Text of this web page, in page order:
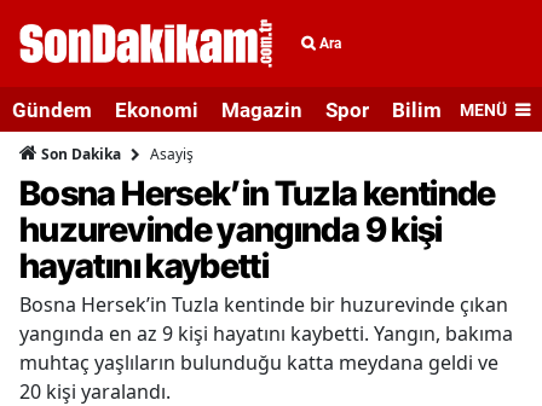
Ara
Gündem Ekonomi Magazin Spor Bilim veMENÜ
Son Dakika Asayiş
Bosna Hersek’in Tuzla kentinde
huzurevinde yangında 9 kişi
hayatını kaybetti
Bosna Hersek’in Tuzla kentinde bir huzurevinde çıkan
yangında en az 9 kişi hayatını kaybetti. Yangın, bakıma
muhtaç yaşlıların bulunduğu katta meydana geldi ve
20 kişi yaralandı.